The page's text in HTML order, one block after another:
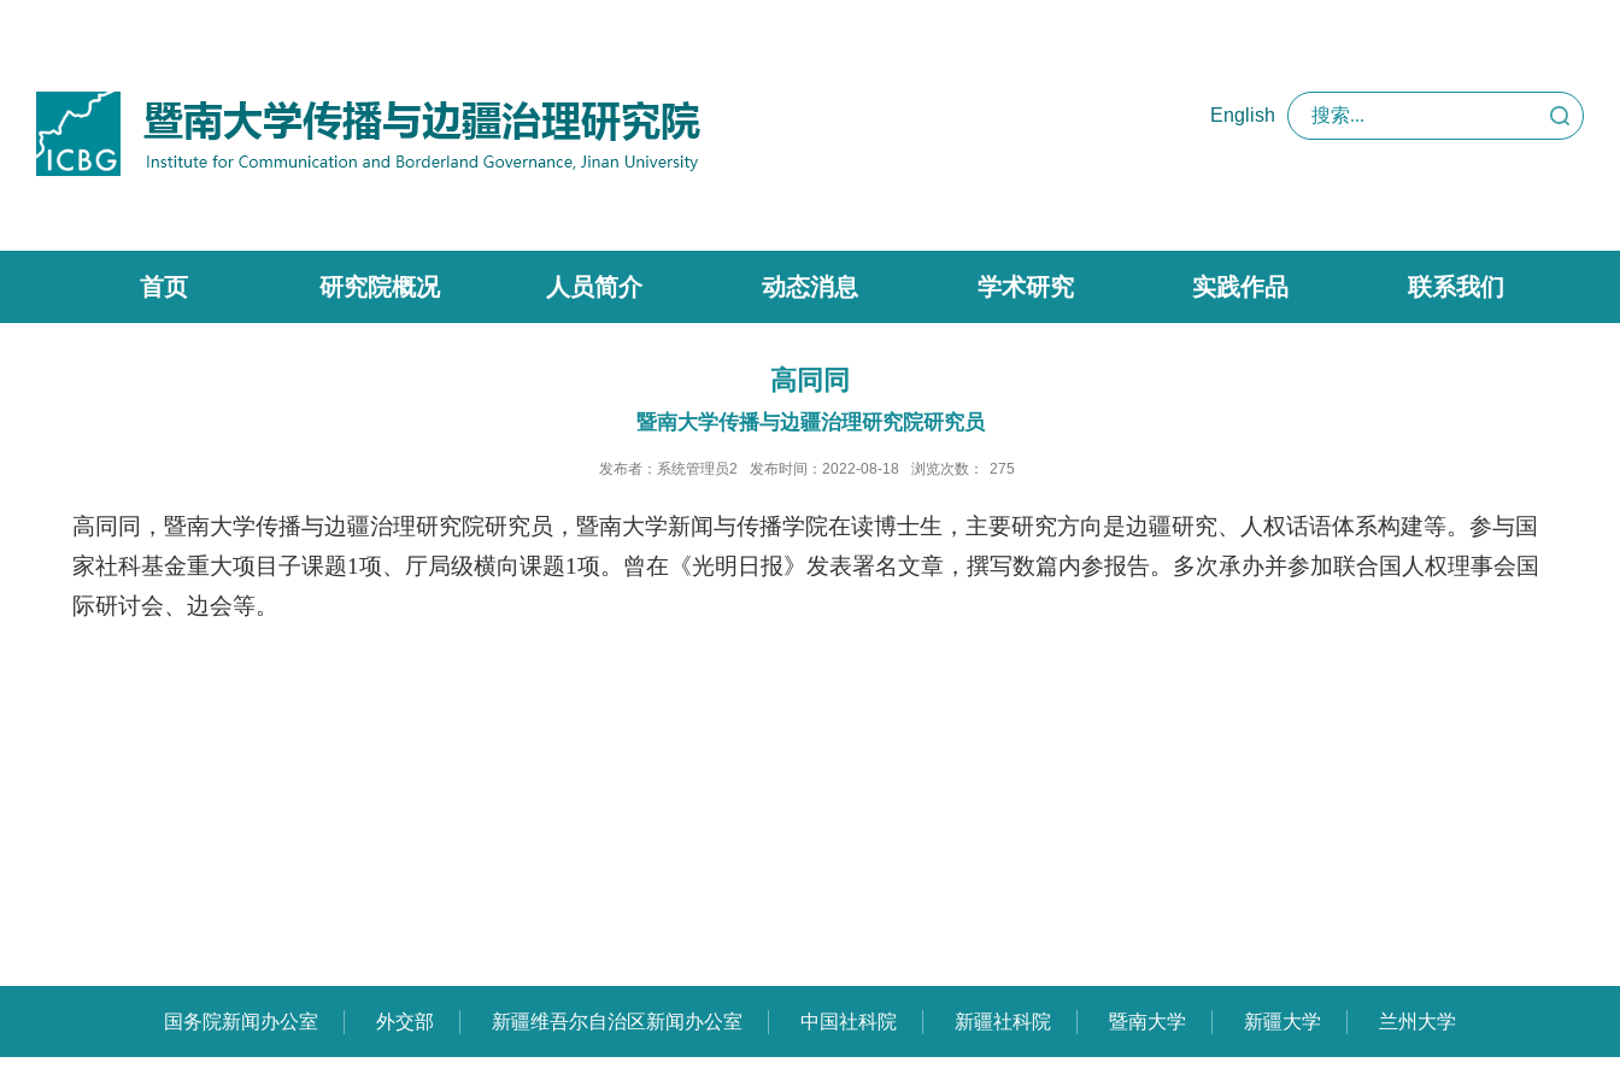
English
首页 研究院概况 人员简介 动态消息 学术研究 实践作品 联系我们
高同同
暨南大学传播与边疆治理研究院研究员
发布者：系统管理员2 发布时间：2022-08-18 浏览次数： 275
高同同，暨南大学传播与边疆治理研究院研究员，暨南大学新闻与传播学院在读博士生，主要研究方向是边疆研究、人权话语体系构建等。 参与国
家社科基金重大项目子课题1项、厅局级横向课题1项。曾在 《光明日报》发表署名文章，撰写数篇内参报告。多次承办并参加联合国人权理事会国
际研讨会、边会等。
国务院新闻办公室 外交部 新疆维吾尔自治区新闻办公室 中国社科院 新疆社科院 暨南大学 新疆大学 兰州大学